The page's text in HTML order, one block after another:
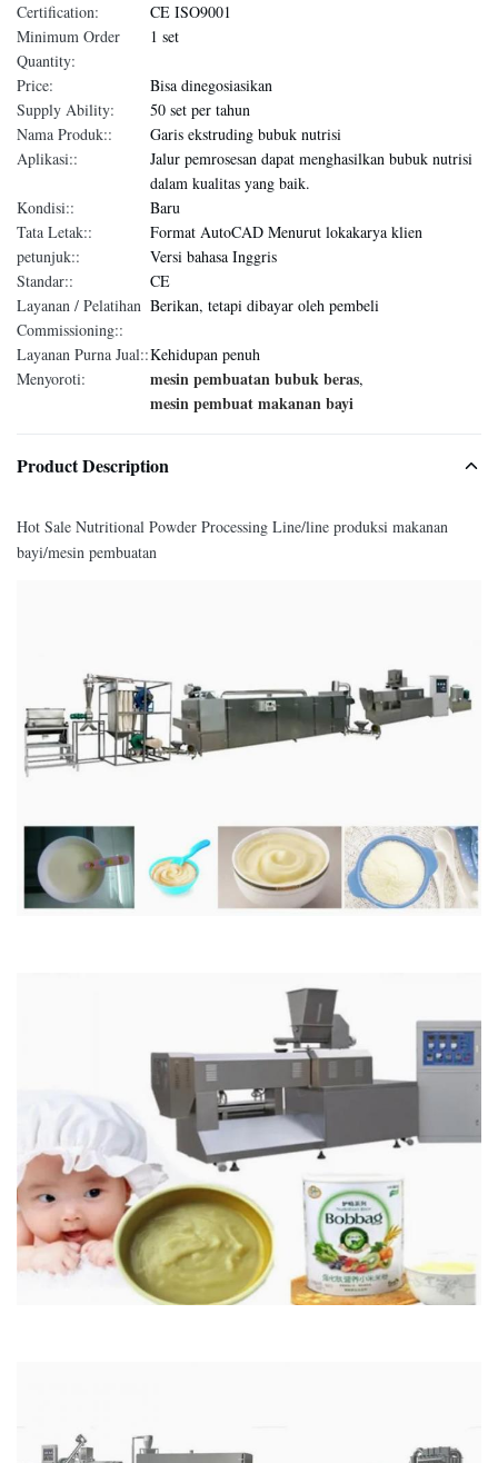
Certification:
CE ISO9001
Minimum Order
Quantity:
1 set
Price:
Bisa dinegosiasikan
Supply Ability:
50 set per tahun
Nama Produk::
Garis ekstruding bubuk nutrisi
Aplikasi::
Jalur pemrosesan dapat menghasilkan bubuk nutrisi
dalam kualitas yang baik.
Kondisi::
Baru
Tata Letak::
Format AutoCAD Menurut lokakarya klien
petunjuk::
Versi bahasa Inggris
Standar::
CE
Layanan / Pelatihan
Commissioning::
Berikan, tetapi dibayar oleh pembeli
Layanan Purna Jual::Kehidupan penuh
Menyoroti:
mesin pembuatan bubuk beras,
mesin pembuat makanan bayi
Product Description
Hot Sale Nutritional Powder Processing Line/line produksi makanan
bayi/mesin pembuatan